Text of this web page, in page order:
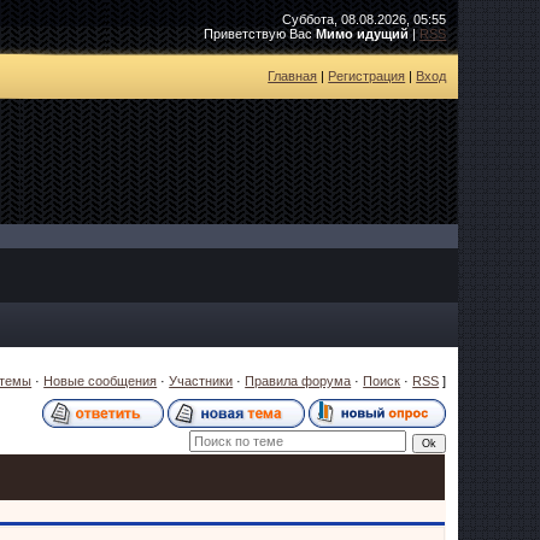
Суббота, 08.08.2026, 05:55
Приветствую Вас Мимо идущий|RSS
Главная | Регистрация | Вход
· Новые сообщения ·Участники · Правила форума · Поиск · RSS ]